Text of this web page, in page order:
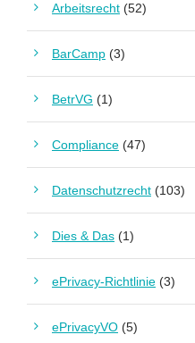
Arbeitsrecht (52)
BarCamp (3)
BetrVG (1)
Compliance (47)
Datenschutzrecht (103)
Dies & Das (1)
ePrivacy-Richtlinie (3)
ePrivacyVO (5)